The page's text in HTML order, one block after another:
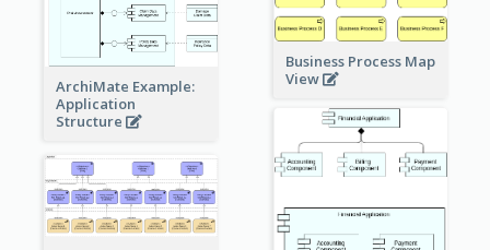
ArchiMate Example:
Application
Structure
Business Process Map
View